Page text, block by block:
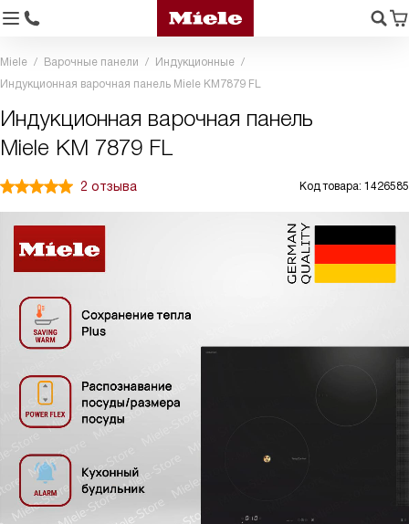
Miele Варочные панели
Индукционные
Индукционная варочная панель Miele KM7879 FL
Индукционная варочная панель
Miele KM 7879 FL
2 отзыва Код товара: 1426585